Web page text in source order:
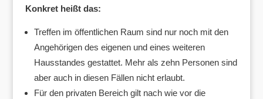
Konkret heißt das:
Treffen im öffentlichen Raum sind nur noch mit den
Angehörigen des eigenen und eines weiteren
Hausstandes gestattet. Mehr als zehn Personen sind
aber auch in diesen Fällen nicht erlaubt.
Für den privaten Bereich gilt nach wie vor die